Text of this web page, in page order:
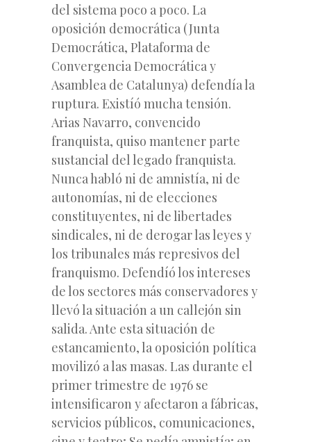
del sistema poco a poco. La
oposición democrática (Junta
Democrática, Plataforma de
Convergencia Democrática y
Asamblea de Catalunya) defendía la
ruptura. Existíó mucha tensión.
Arias Navarro, convencido
franquista, quiso mantener parte
sustancial del legado franquista.
Nunca habló ni de amnistía, ni de
autonomías, ni de elecciones
constituyentes, ni de libertades
sindicales, ni de derogar las leyes y
los tribunales más represivos del
franquismo. Defendíó los intereses
de los sectores más conservadores y
llevó la situación a un callejón sin
salida. Ante esta situación de
estancamiento, la oposición política
movilizó a las masas. Las durante el
primer trimestre de 1976 se
intensificaron y afectaron a fábricas,
servicios públicos, comunicaciones,